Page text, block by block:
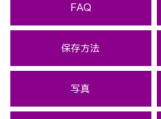
FAQ
保存方法
写真